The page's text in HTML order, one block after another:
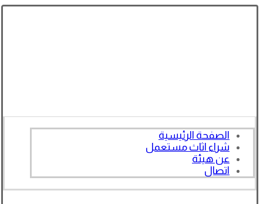
الصفحة الرئيسية
شراء اثاث مستعمل
عن هيئة
اتصال